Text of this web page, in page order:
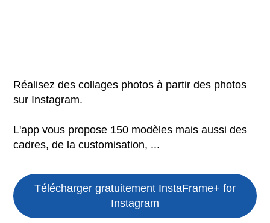
Réalisez des collages photos à partir des photos
sur Instagram.
L'app vous propose 150 modèles mais aussi des
cadres, de la customisation, ...
Télécharger gratuitement InstaFrame+ for
Instagram